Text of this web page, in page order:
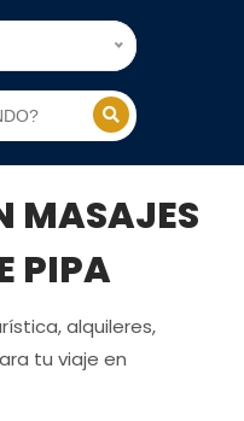
MASAJES
PIPA
alquileres,
tu viaje en